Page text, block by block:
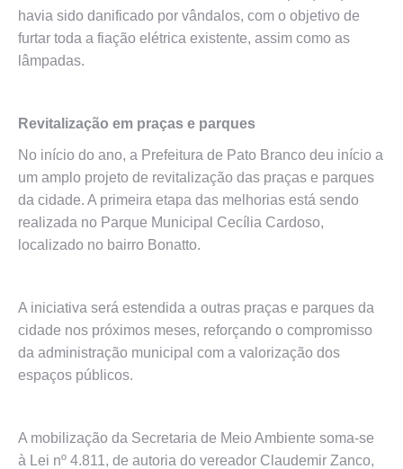
havia sido danificado por vândalos, com o objetivo de
furtar toda a fiação elétrica existente, assim como as
lâmpadas.
Revitalização em praças e parques
No início do ano, a Prefeitura de Pato Branco deu início a
um amplo projeto de revitalização das praças e parques
da cidade. A primeira etapa das melhorias está sendo
realizada no Parque Municipal Cecília Cardoso,
localizado no bairro Bonatto.
A iniciativa será estendida a outras praças e parques da
cidade nos próximos meses, reforçando o compromisso
da administração municipal com a valorização dos
espaços públicos.
A mobilização da Secretaria de Meio Ambiente soma-se
à Lei nº 4.811, de autoria do vereador Claudemir Zanco,